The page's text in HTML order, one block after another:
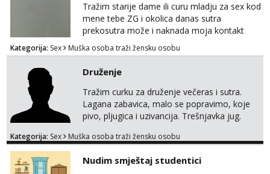
Tražim starije dame ili curu mladju za sex kod
mene tebe ZG i okolica danas sutra
prekosutra može i naknada moja kontakt
WhatsApp SMS poziv prednosti imaju starije
091 2504 794
Kategorija: Sex Muška osoba traži žensku osobu
Druženje
Tražim curku za druženje večeras i sutra.
Lagana zabavica, malo se popravimo, koje
pivo, pljugica i uzivancija. Trešnjavka jug.
thing of the past We're jammin' And I hope
Kategorija: Sex Muška osoba traži žensku osobu
Nudim smještaj studentici